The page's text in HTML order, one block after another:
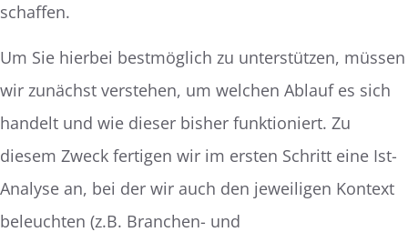
schaffen.
Um Sie hierbei bestmöglich zu unterstützen, müssen
wir zunächst verstehen, um welchen Ablauf es sich
handelt und wie dieser bisher funktioniert. Zu
diesem Zweck fertigen wir im ersten Schritt eine Ist-
Analyse an, bei der wir auch den jeweiligen Kontext
beleuchten (z.B. Branchen- und